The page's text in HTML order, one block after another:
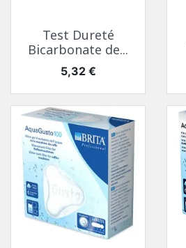
Test Dureté
Bicarbonate de...
Prix
5,32 €